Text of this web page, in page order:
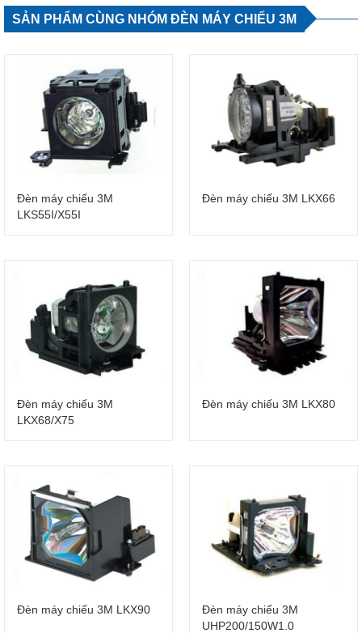
SẢN PHẨM CÙNG NHÓM ĐÈN MÁY CHIẾU 3M
Đèn máy chiếu 3M
LKS55I/X55I
Đèn máy chiếu 3M LKX66
Đèn máy chiếu 3M
LKX68/X75
Đèn máy chiếu 3M LKX80
Đèn máy chiếu 3M LKX90
Đèn máy chiếu 3M
UHP200/150W1.0